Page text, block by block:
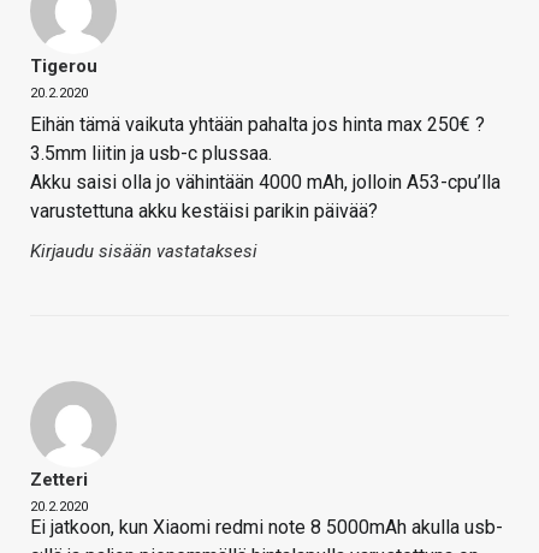
Tigerou
20.2.2020
Eihän tämä vaikuta yhtään pahalta jos hinta max 250€ ?
3.5mm liitin ja usb-c plussaa.
Akku saisi olla jo vähintään 4000 mAh, jolloin A53-cpu’lla
varustettuna akku kestäisi parikin päivää?
Kirjaudu sisään vastataksesi
Zetteri
20.2.2020
Ei jatkoon, kun Xiaomi redmi note 8 5000mAh akulla usb-